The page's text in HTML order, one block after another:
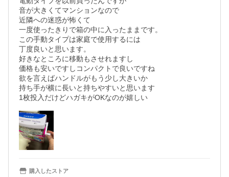
音が大きくてマンションなので
近隣への迷惑が怖くて
一度使ったきりで箱の中に入ったままです。
この手動タイプは家庭で使用するには
丁度良いと思います。
好きなところに移動もさせれますし
価格も安いですしコンパクトで良いですね
欲を言えばハンドルがもう少し大きいか
持ち手が横に長いと持ちやすいと思います
1枚投入だけどハガキがOKなのが嬉しい
購入したストア